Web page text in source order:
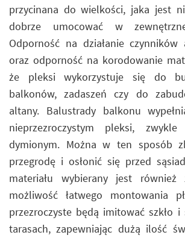
przycinana do wielkości, jaka jest
dobrze umocować w
Odporność na działanie czynników
oraz odporność na korodowanie
że pleksi wykorzystuje się do
balkonów, zadaszeń czy do
altany. Balustrady balkonu
nieprzezroczystym pleksi,
dymionym. Można w ten sposób
przegrodę i osłonić się przed
materiału wybierany jest
możliwość łatwego montowania
przezroczyste będą imitować szkło
tarasach, zapewniając dużą ilość